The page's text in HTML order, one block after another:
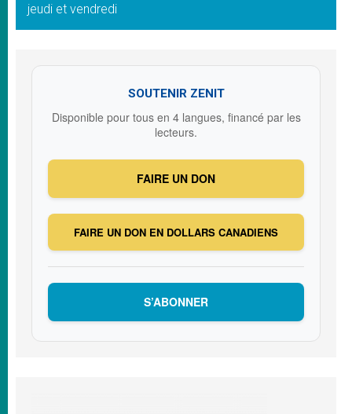
jeudi et vendredi
SOUTENIR ZENIT
Disponible pour tous en 4 langues, financé par les
lecteurs.
FAIRE UN DON
FAIRE UN DON EN DOLLARS CANADIENS
S’ABONNER